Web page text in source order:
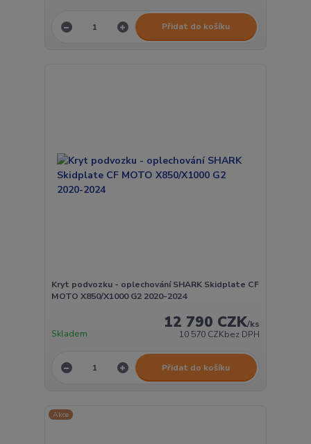
Přidat do košíku
Kryt podvozku - oplechování SHARK Skidplate CF
MOTO X850/X1000 G2 2020-2024
12 790 CZK/ks
10 570 CZKbez DPH
Skladem
Přidat do košíku
Akce